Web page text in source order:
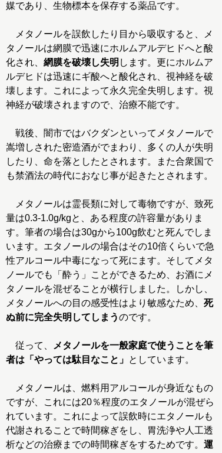
媒であり、生物標本を保存する薬品です。
メタノールを誤飲したり目から吸収すると、メ
タノールは網膜で迅速にホルムアルデヒドへと酸
化され、 網膜を破壊し失明 します。更にホルムア
ルデヒドは迅速にギ酸へと酸化され、視神経を破
壊します。これによって永久完全失明します。視
神経が破壊されますので、治療不能です。
戦後、闇市ではバクダンといってメタノールで
嵩増しされた密造酒がでまわり、多くの人が失明
したり、命を落としたとされます。また合衆国で
も禁酒法の時代におなじ事が起きたとされます。
メタノールは霊長類に対して毒物ですが、致死
量は0.3-1.0g/kgと、ある程度の許容量がありま
す。筆者の場合は30gから100g飲むと死んでしま
います。エタノールの場合はその10倍くらいで急
性アルコール中毒になって死にます。そしてメタ
ノールでも「酔う」ことができるため、お酒にメ
タノールを混ぜることが横行しました。しかし、
メタノールへの目の感受性はより敏感なため、 死
ぬ前に完全失明してしまうのです。
従って、
メタノールを一般家庭で使うことを筆
者は「やっては駄目なこと」 としています。
メタノールは、燃料用アルコールが身近なもの
ですが、これには20％程度のエタノールが混ぜら
れています。これによって誤飲時にエタノールも
代謝されることで時間稼ぎをし、胃洗浄や人工透
析などの治療までの時間稼ぎをするためです。 運